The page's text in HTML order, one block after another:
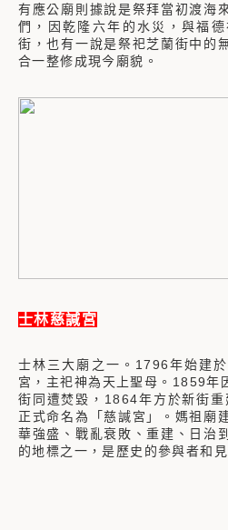
有應公廟則據說是祭拜當初渡海
們，因乾隆六年的水災，與福
街，也有一說是祭祀芝蘭街中的
合一整修成現今廟貌。
士林慈諴宮
士林三大廟之一。1796年始建
宮，主祀神為天上聖母。1859年
街同遭焚毀，1864年方於新街
正式命名為「慈諴宮」。媽祖廟
華強盛、戰亂衰敗、重建、日治
的地標之一，是歷史的參與者和見